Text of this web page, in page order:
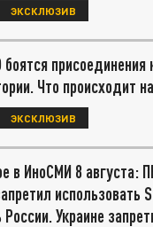
ЭКСКЛЮЗИВ
присоединения
Что происходит
ЭКСКЛЮЗИВ
в ИноСМИ 8 августа:
использовать
России. Украине